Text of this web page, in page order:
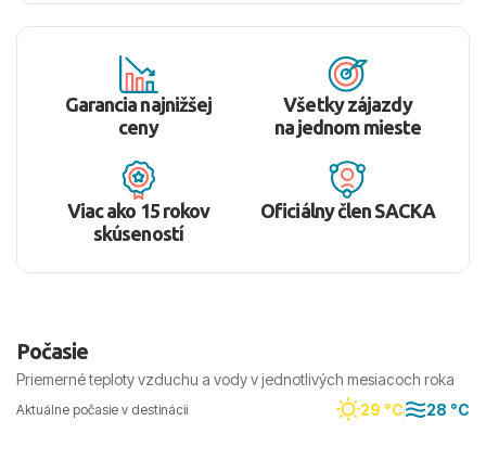
Garancia najnižšej
ceny
Všetky zájazdy
na jednom mieste
Viac ako 15 rokov
skúseností
Oficiálny člen SACKA
Počasie
Priemerné teploty vzduchu a vody v jednotlivých mesiacoch roka
Aktuálne počasie v destinácii 29 °C 28 °C